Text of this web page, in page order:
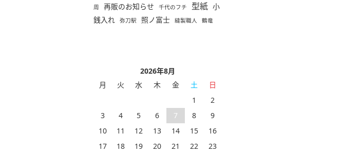
周 再販のお知らせ 千代のフチ 型紙 小
銭入れ
弥刀駅 照ノ富士 縫製職人 鶴竜
2026年8月
月
火 水 木 金 土
日
1
2
3
4 5 6 7 8
9
10
11 12 13 14 15
16
17
18 19 20 21 22
23